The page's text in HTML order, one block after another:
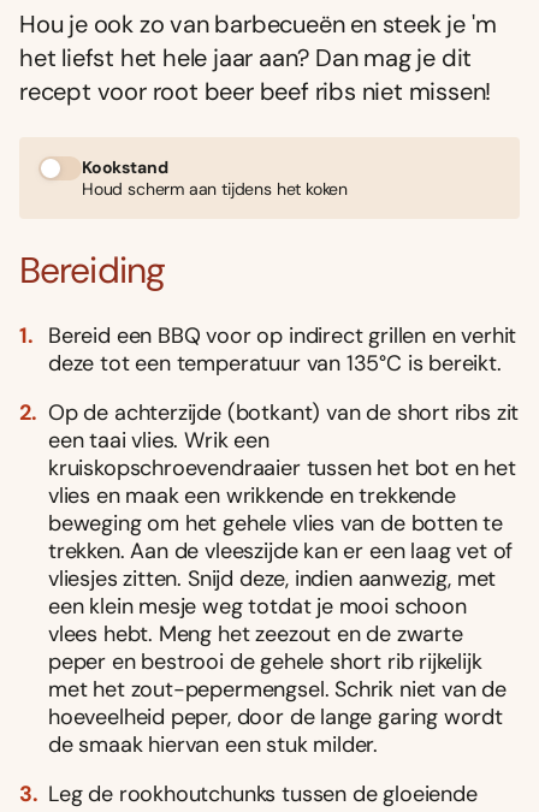
Hou je ook zo van barbecueën en steek je 'm
het liefst het hele jaar aan? Dan mag je dit
recept voor root beer beef ribs niet missen!
Kookstand
Houd scherm aan tijdens het koken
Bereiding
Bereid een BBQ voor op indirect grillen en verhit
deze tot een temperatuur van 135°C is bereikt.
Op de achterzijde (botkant) van de short ribs zit
een taai vlies. Wrik een
kruiskopschroevendraaier tussen het bot en het
vlies en maak een wrikkende en trekkende
beweging om het gehele vlies van de botten te
trekken. Aan de vleeszijde kan er een laag vet of
vliesjes zitten. Snijd deze, indien aanwezig, met
een klein mesje weg totdat je mooi schoon
vlees hebt. Meng het zeezout en de zwarte
peper en bestrooi de gehele short rib rijkelijk
met het zout-pepermengsel. Schrik niet van de
hoeveelheid peper, door de lange garing wordt
de smaak hiervan een stuk milder.
Leg de rookhoutchunks tussen de gloeiende